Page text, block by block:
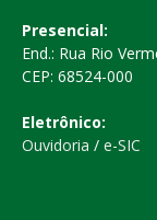
Presencial:
End.: Rua Rio
CEP: 68524-000
Eletrônico:
Ouvidoria / e-SIC